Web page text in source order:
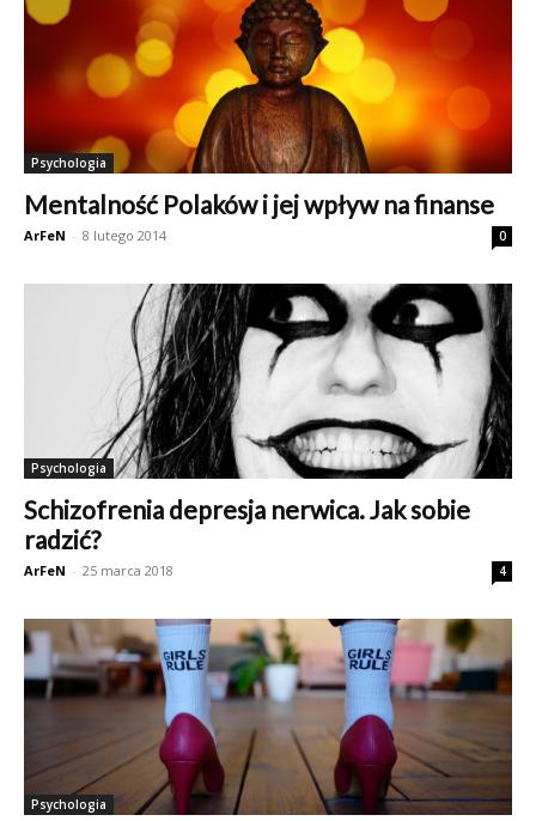
Psychologia
Mentalność Polaków i jej wpływ na finanse
ArFeN - 8 lutego 2014 0
Psychologia
Schizofrenia depresja nerwica. Jak sobie
radzić?
ArFeN - 25 marca 2018 4
Psychologia